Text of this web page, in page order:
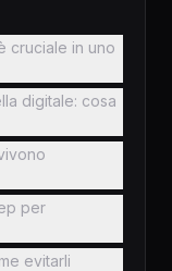
cruciale in uno
digitale: cosa
per
evitarli